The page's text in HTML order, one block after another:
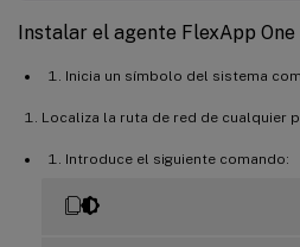
Instalar el agente FlexApp One
Inicia un símbolo del sistema
Localiza la ruta de red de cualquier
Introduce el siguiente comando: